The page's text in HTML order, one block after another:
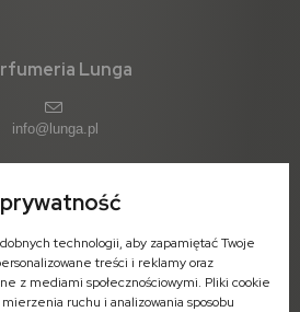
Lunga
info@lunga.pl
Listopada 1 (parter)
09-402 Płock
woj. mazowieckie
Pt: 7:00 - 16:00
technologii, aby zapamiętać Twoje
treści i reklamy oraz
z mediami społecznościowymi. Pliki cookie
ruchu i analizowania sposobu